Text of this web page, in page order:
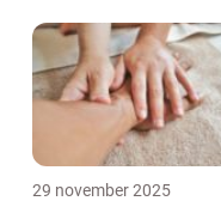
29 november 2025